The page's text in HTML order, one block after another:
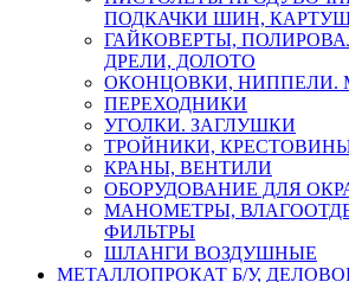
ПОДКАЧКИ ШИН,
ГАЙКОВЕРТЫ,
ДРЕЛИ, ДОЛОТО
ОКОНЦОВКИ, НИППЕЛИ.
ПЕРЕХОДНИКИ
УГОЛКИ. ЗАГЛУШКИ
ТРОЙНИКИ,
КРАНЫ, ВЕНТИЛИ
ОБОРУДОВАНИЕ ДЛЯ
МАНОМЕТРЫ,
ФИЛЬТРЫ
ШЛАНГИ ВОЗДУШНЫЕ
МЕТАЛЛОПРОКАТ Б/У,